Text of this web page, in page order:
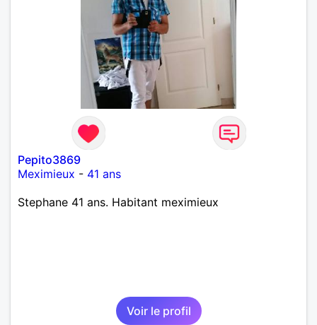
Pepito3869
Meximieux - 41 ans
Stephane 41 ans. Habitant meximieux
Voir le profil